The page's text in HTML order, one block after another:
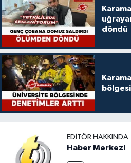
döndü
EDITÖR HAKKINDA
Haber Merkezi